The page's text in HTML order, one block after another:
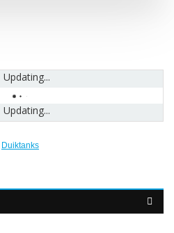
Updating...
Updating...
Duiktanks